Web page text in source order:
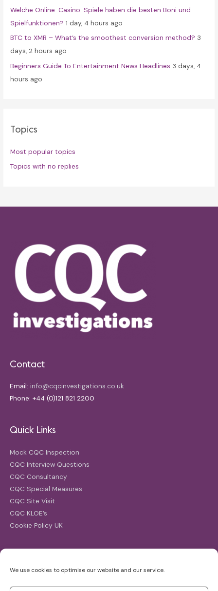
We use cookies to optimise our website and our service.
Welche Online-Casino-Spiele haben die besten Boni und
Spielfunktionen? 1 day, 4 hours ago
BTC to XMR – What’s the smoothest conversion method? 3
days, 2 hours ago
Beginners Guide To Entertainment News Headlines 3 days, 4
hours ago
Topics
Most popular topics
Topics with no replies
Contact
Email: info@cqcinvestigations.co.uk
Phone: +44 (0)121 821 2200
Quick Links
Mock CQC Inspection
CQC Interview Questions
CQC Consultancy
CQC Special Measures
CQC Site Visit
CQC KLOE’s
Cookie Policy UK